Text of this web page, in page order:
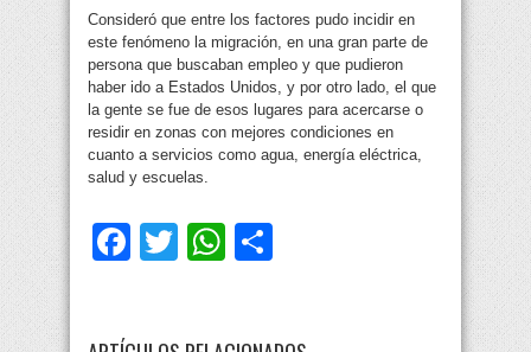
Consideró que entre los factores pudo incidir en
este fenómeno la migración, en una gran parte de
persona que buscaban empleo y que pudieron
haber ido a Estados Unidos, y por otro lado, el que
la gente se fue de esos lugares para acercarse o
residir en zonas con mejores condiciones en
cuanto a servicios como agua, energía eléctrica,
salud y escuelas.
Facebook
TwitterWhatsApp